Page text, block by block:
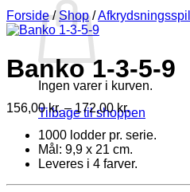
Ingen varer i kurven.
Tilbage til shoppen
Forside / Shop /Afkrydsningsspil
Banko 1-3-5-9
156,00kr. – 172,00kr.Prisinterval:
156,00 kr.
til
172,00 kr.
1000 lodder pr. serie.
Mål: 9,9 x 21 cm.
Leveres i 4 farver.